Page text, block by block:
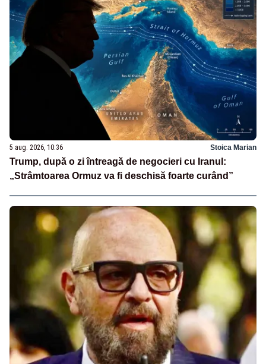
5 aug. 2026, 10:36 Stoica Marian
Trump, după o zi întreagă de negocieri cu Iranul:
„Strâmtoarea Ormuz va fi deschisă foarte curând”